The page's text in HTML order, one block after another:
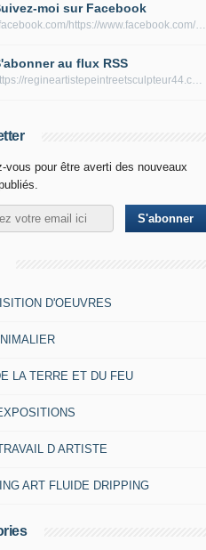
moi sur Facebook
//facebook.com/https://www.facebook.com/peltierregine
au flux RSS
https://regineartistepeintreetsculpteur44.com/rss
vous pour être averti des nouveaux
D'OEUVRES
LA TERRE ET DU FEU
D ARTISTE
ART FLUIDE DRIPPING